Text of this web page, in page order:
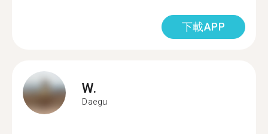
下載APP
W.
Daegu